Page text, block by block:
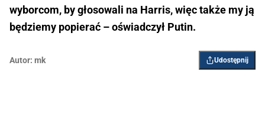
wyborcom, by głosowali na Harris, więc także my ją
będziemy popierać – oświadczył Putin.
Autor: mk Udostępnij